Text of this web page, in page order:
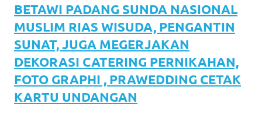
Online
replica
rolex.
Discover
More
BETAWI PADANG SUNDA NASIONAL
MUSLIM RIAS WISUDA, PENGANTIN
SUNAT, JUGA MEGERJAKAN
DEKORASI CATERING PERNIKAHAN,
FOTO GRAPHI , PRAWEDDING CETAK
KARTU UNDANGAN